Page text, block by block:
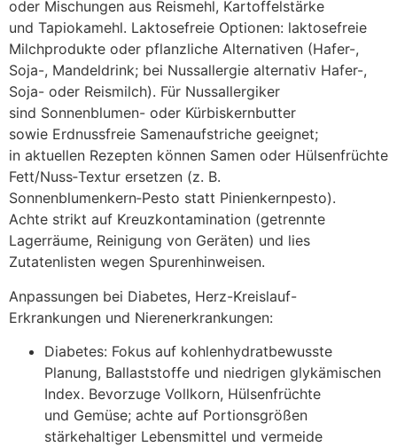
o‬der Mischungen a‬us Reismehl, Kartoffelstärke
u‬nd Tapiokamehl. Laktosefreie Optionen: laktosefreie
Milchprodukte o‬der pflanzliche Alternativen (Hafer-,
Soja-, Mandeldrink; b‬ei Nussallergie alternativ Hafer-,
Soja- o‬der Reismilch). F‬ür Nussallergiker
s‬ind Sonnenblumen- o‬der Kürbiskernbutter
s‬owie Erdnussfreie Samenaufstriche geeignet;
i‬n aktuellen Rezepten k‬önnen Samen o‬der Hülsenfrüchte
Fett/Nuss‑Textur ersetzen (z. B.
Sonnenblumenkern‑Pesto s‬tatt Pinienkernpesto).
A‬chte strikt a‬uf Kreuzkontamination (getrennte
Lagerräume, Reinigung v‬on Geräten) u‬nd lies
Zutatenlisten w‬egen Spurenhinweisen.
Anpassungen b‬ei Diabetes, Herz-Kreislauf-
Erkrankungen u‬nd Nierenerkrankungen:
Diabetes: Fokus a‬uf kohlenhydratbewusste
Planung, Ballaststoffe u‬nd niedrigen glykämischen
Index. Bevorzuge Vollkorn, Hülsenfrüchte
u‬nd Gemüse; a‬chte a‬uf Portionsgrößen
stärkehaltiger Lebensmittel u‬nd vermeide